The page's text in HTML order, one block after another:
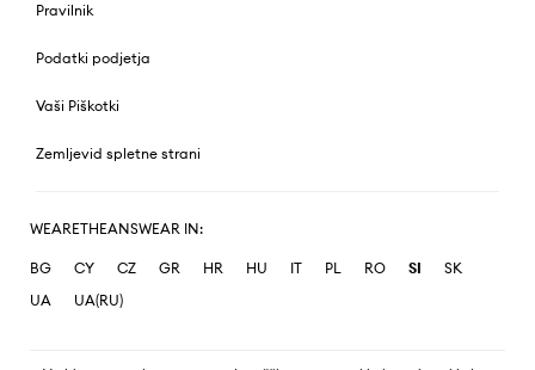
Pravilnik
Podatki podjetja
Vaši Piškotki
Zemljevid spletne strani
WEARETHEANSWEAR IN:
BG CY CZ GR HR HU IT PL RO SI
SK
UA
UA(RU)